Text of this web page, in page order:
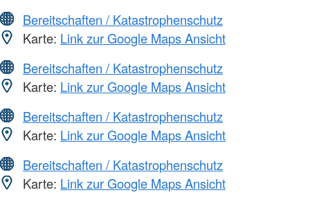
Bereitschaften / Katastrophenschutz
Karte: Link zur Google Maps Ansicht
Bereitschaften / Katastrophenschutz
Karte: Link zur Google Maps Ansicht
Bereitschaften / Katastrophenschutz
Karte: Link zur Google Maps Ansicht
Bereitschaften / Katastrophenschutz
Karte: Link zur Google Maps Ansicht